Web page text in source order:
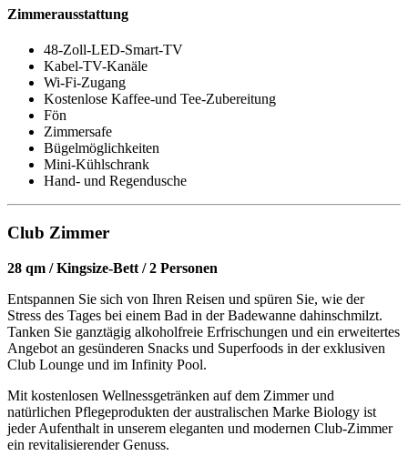
Zimmerausstattung
48-Zoll-LED-Smart-TV
Kabel-TV-Kanäle
Wi-Fi-Zugang
Kostenlose Kaffee-und Tee-Zubereitung
Fön
Zimmersafe
Bügelmöglichkeiten
Mini-Kühlschrank
Hand- und Regendusche
Club Zimmer
28 qm / Kingsize-Bett / 2 Personen
Entspannen Sie sich von Ihren Reisen und spüren Sie, wie der
Stress des Tages bei einem Bad in der Badewanne dahinschmilzt.
Tanken Sie ganztägig alkoholfreie Erfrischungen und ein erweitertes
Angebot an gesünderen Snacks und Superfoods in der exklusiven
Club Lounge und im Infinity Pool.
Mit kostenlosen Wellnessgetränken auf dem Zimmer und
natürlichen Pflegeprodukten der australischen Marke Biology ist
jeder Aufenthalt in unserem eleganten und modernen Club-Zimmer
ein revitalisierender Genuss.